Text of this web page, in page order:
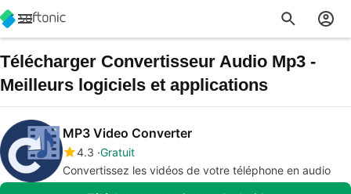
Télécharger Convertisseur Audio Mp3 -
Meilleurs logiciels et applications
MP3 Video Converter
4.3 Gratuit
Convertissez les vidéos de votre téléphone en audio